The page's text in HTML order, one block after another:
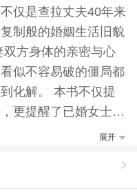
仅是查拉丈夫40年来
制般的婚姻生活旧貌
似不容易破的僵局都
书不仅提
更提醒了已婚女士不
添加些润滑剂和充满
展开